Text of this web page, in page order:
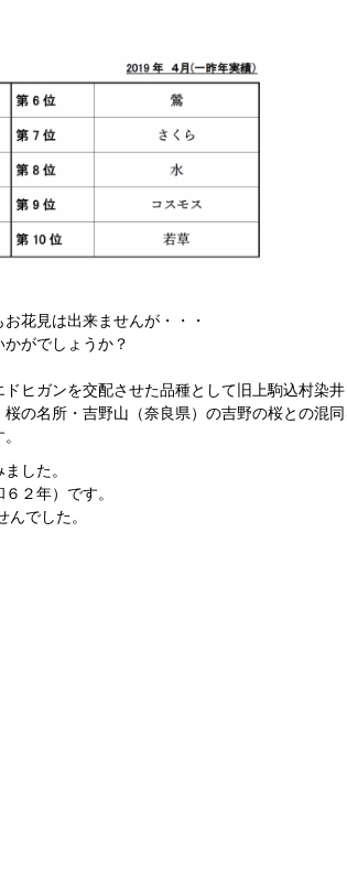
花見は出来ませんが・・・
がでしょうか？
ヒガンを交配させた品種として旧上駒込村染
の名所・吉野山（奈良県）の吉野の桜との混
した。
２年）です。
でした。